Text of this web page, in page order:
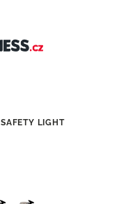
SAFETY LIGHT